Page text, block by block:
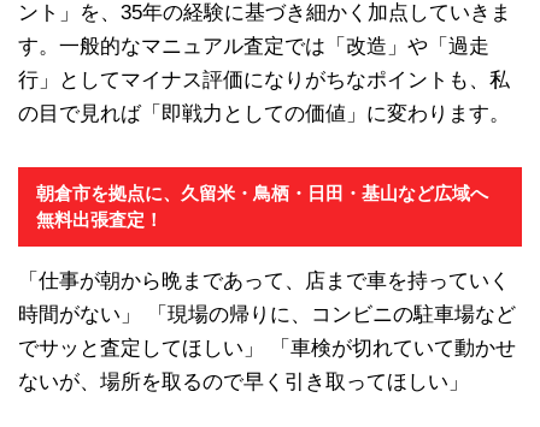
ント」を、35年の経験に基づき細かく加点していきま
す。一般的なマニュアル査定では「改造」や「過走
行」としてマイナス評価になりがちなポイントも、私
の目で見れば「即戦力としての価値」に変わります。
朝倉市を拠点に、久留米・鳥栖・日田・基山など広域へ
無料出張査定！
「仕事が朝から晩まであって、店まで車を持っていく
時間がない」 「現場の帰りに、コンビニの駐車場など
でサッと査定してほしい」 「車検が切れていて動かせ
ないが、場所を取るので早く引き取ってほしい」